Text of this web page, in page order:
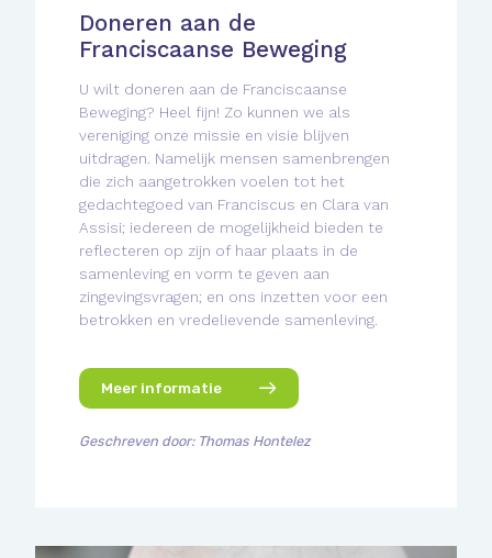
Doneren aan de
Franciscaanse Beweging
U wilt doneren aan de Franciscaanse
Beweging? Heel fijn! Zo kunnen we als
vereniging onze missie en visie blijven
uitdragen. Namelijk mensen samenbrengen
die zich aangetrokken voelen tot het
gedachtegoed van Franciscus en Clara van
Assisi; iedereen de mogelijkheid bieden te
reflecteren op zijn of haar plaats in de
samenleving en vorm te geven aan
zingevingsvragen; en ons inzetten voor een
betrokken en vredelievende samenleving.
Meer informatie
Geschreven door: Thomas Hontelez